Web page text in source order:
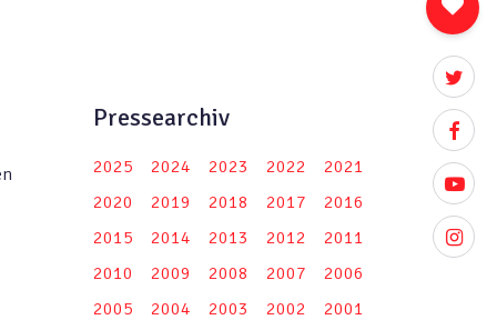
twitter
youtube
Pressearchiv
2025 2024 2023 2022
2021
2020
2019 2018 2017
2016
2015
2014 2013 2012
2011
2010
2009 2008 2007
2006
2005
2004 2003 2002
2001